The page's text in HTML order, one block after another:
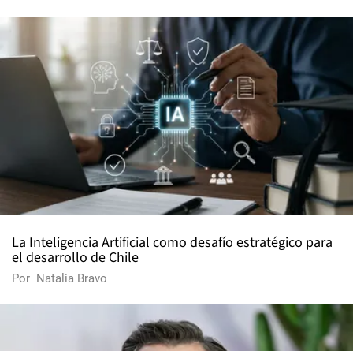
La Inteligencia Artificial como desafío estratégico para
el desarrollo de Chile
Por Natalia Bravo